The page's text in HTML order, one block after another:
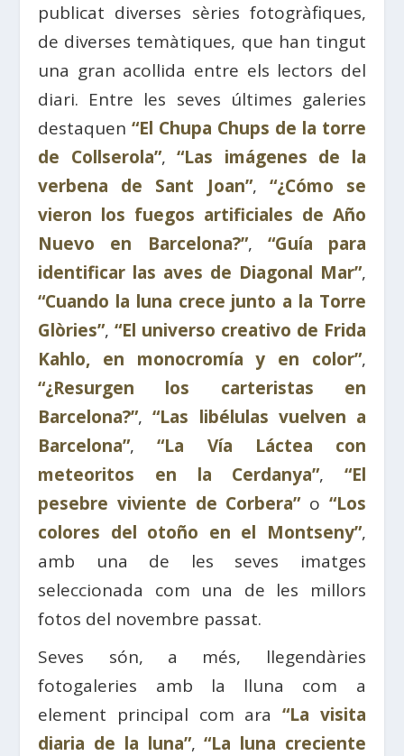
publicat diverses sèries fotogràfiques,
de diverses temàtiques, que han tingut
una gran acollida entre els lectors del
diari. Entre les seves últimes galeries
destaquen“El Chupa Chups de la torre
de Collserola”,“Las imágenes de la
verbena de Sant Joan”, “¿Cómo se
vieron los fuegos artificiales de Año
Nuevo en Barcelona?”, “Guía para
identificar las aves de Diagonal Mar”,
“Cuando la luna crece junto a la Torre
Glòries”,“El universo creativo de Frida
Kahlo, en monocromía y en color”,
“¿Resurgen los carteristas en
Barcelona?”,“Las libélulas vuelven a
Barcelona”,“La Vía Láctea con
meteoritos en la Cerdanya”, “El
pesebre viviente de Corbera”o “Los
colores del otoño en el Montseny”,
amb una de les seves imatges
seleccionada com una de les millors
fotos del novembre passat.
Seves són, a més, llegendàries
fotogaleries amb la lluna com a
element principal com ara “La visita
diaria de la luna”,“La luna creciente